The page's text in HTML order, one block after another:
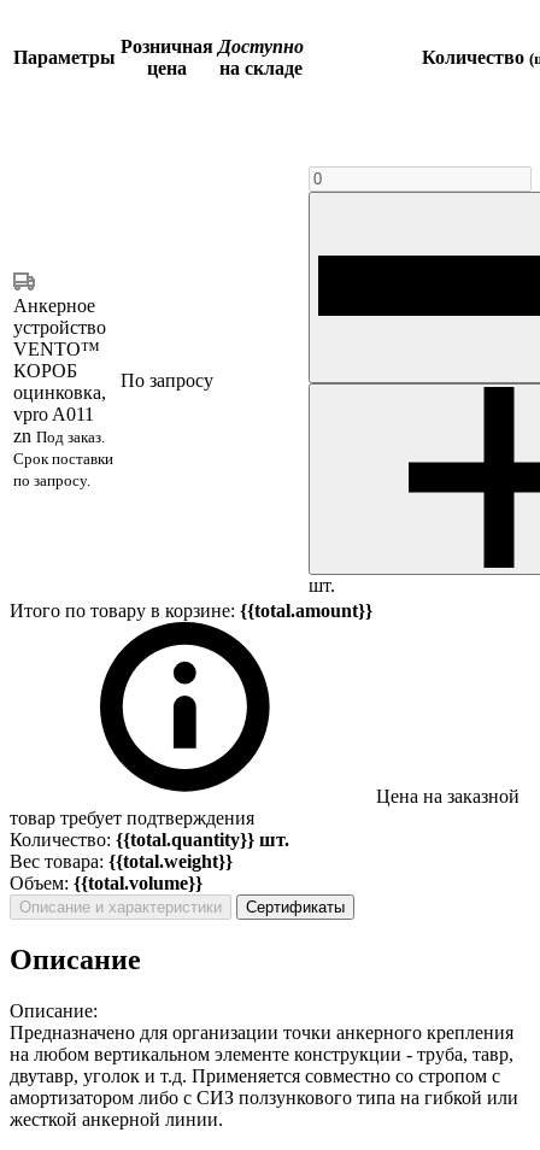
Параметры
Розничная
цена
Доступно
на складе
Количество
Анкерное
устройство
VENTO™
КОРОБ
оцинковка,
vpro A011
zn Под заказ.
Срок поставки
по запросу.
По запросу
шт.
Итого по товару в корзине: {{total.amount}}
Цена на заказной
товар требует подтверждения
Количество: {{total.quantity}} шт.
Вес товара: {{total.weight}}
Объем: {{total.volume}}
Описание и характеристики Сертификаты
Описание
Описание:
Предназначено для организации точки анкерного крепления
на любом вертикальном элементе конструкции - труба, тавр,
двутавр, уголок и т.д. Применяется совместно со стропом с
амортизатором либо с СИЗ ползункового типа на гибкой или
жесткой анкерной линии.